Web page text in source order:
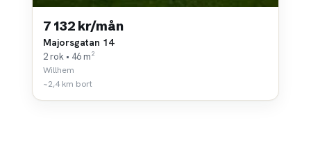
7 132 kr/mån
Majorsgatan 14
2 rok • 46 m²
Willhem
~2,4 km bort